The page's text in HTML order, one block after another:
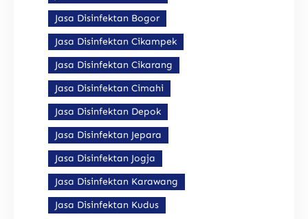
Jasa Disinfektan Bogor
Jasa Disinfektan Cikampek
Jasa Disinfektan Cikarang
Jasa Disinfektan Cimahi
Jasa Disinfektan Depok
Jasa Disinfektan Jepara
Jasa Disinfektan Jogja
Jasa Disinfektan Karawang
Jasa Disinfektan Kudus